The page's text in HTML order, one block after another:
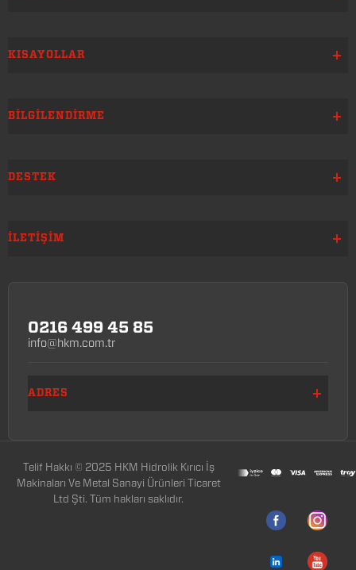
KISAYOLLAR
BILGILENDIRME
DESTEK
İLETIŞIM
0216 499 45 85
info@hkm.com.tr
ADRES
Telif Hakkı © 2025 HKM Hidrolik Kırıcı İş
Makinaları Ve Metal Sanayi Ürünleri Ticaret
Ltd Şti. Tüm hakları saklıdır.